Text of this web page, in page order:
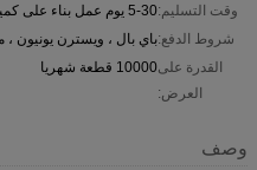
وقت التسليم:5-30 يوم عمل بناء على كمية الطلب
شروط الدفع:باي بال ، ويسترن يونيون ،
القدرة على
العرض:
10000 قطعة شهريا
وصف